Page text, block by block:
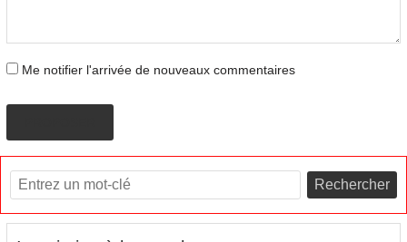
Me notifier l'arrivée de nouveaux commentaires
Rechercher